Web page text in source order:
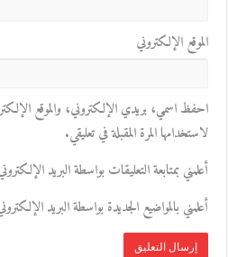
الموقع الإلكتروني
احفظ اسمي، بريدي الإلكتروني، والموقع
لاستخدامها المرة المقبلة في تعليقي.
أعلمني بمتابعة التعليقات بواسطة البريد
أعلمني بالمواضيع الجديدة بواسطة البريد